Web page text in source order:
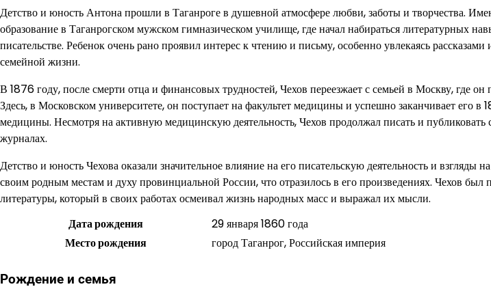
Детство и юность Антона прошли в Таганроге в душевной атмосфере любви, заботы и творчества.
образование в Таганрогском мужском гимназическом училище, где начал набираться литературных
писательстве. Ребенок очень рано проявил интерес к чтению и письму, особенно увлекаясь
семейной жизни.
В 1876 году, после смерти отца и финансовых трудностей, Чехов переезжает с семьей в Москву, где он
Здесь, в Московском университете, он поступает на факультет медицины и успешно заканчивает его в
медицины. Несмотря на активную медицинскую деятельность, Чехов продолжал писать и публиковать
журналах.
Детство и юность Чехова оказали значительное влияние на его писательскую деятельность и взгляды
своим родным местам и духу провинциальной России, что отразилось в его произведениях. Чехов был
литературы, который в своих работах осмеивал жизнь народных масс и выражал их мысли.
Дата рождения
29 января 1860 года
Место рождения
город Таганрог, Российская империя
Рождение и семья